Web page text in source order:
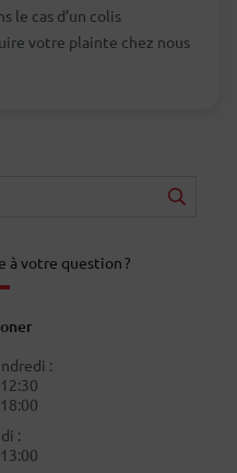
le cas d’un colis
votre plainte chez nous
à votre question ?
:
: